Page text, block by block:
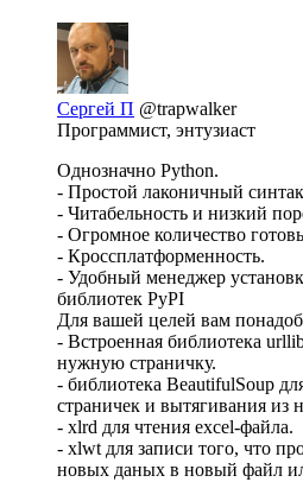
Сергей П @trapwalker
Программист, энтузиаст
Однозначно Python.
- Простой лаконичный
- Читабельность и низкий
- Огромное количество
- Кроссплатформенность.
- Удобный менеджер
библиотек PyPI
Для вашей целей вам
- Встроенная библиотека
нужную страничку.
- библиотека BeautifulSoup
страничек и вытягивания из
- xlrd для чтения excel-файла.
- xlwt для записи того, что
новых даных в новый файл